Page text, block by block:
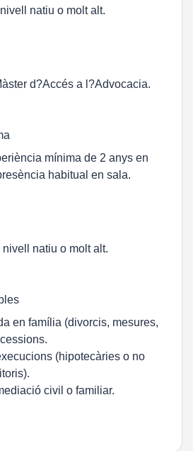
natiu o molt alt.
d?Accés a l?Advocacia.
mínima de 2 anys en
habitual en sala.
natiu o molt alt.
en família (divorcis, mesures,
(hipotecàries o no
civil o familiar.